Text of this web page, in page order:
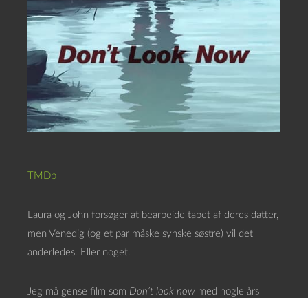
TMDb
Laura og John forsøger at bearbejde tabet af deres datter,
men Venedig (og et par måske synske søstre) vil det
anderledes. Eller noget.
Jeg må gense film som Don’t look now med nogle års